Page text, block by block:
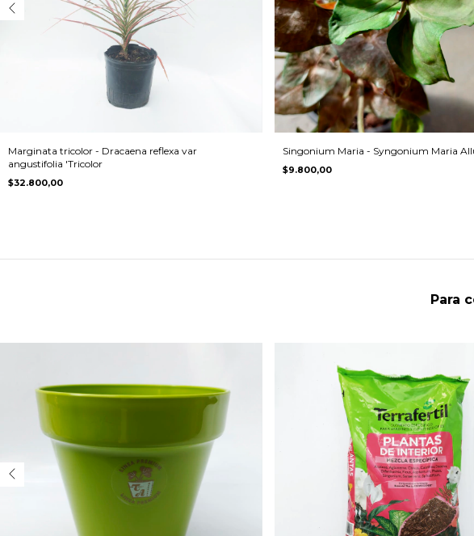
Marginata tricolor - Dracaena reflexa var
angustifolia 'Tricolor
$32.800,00
Singonium Maria - Syngonium Maria
$9.800,00
Para